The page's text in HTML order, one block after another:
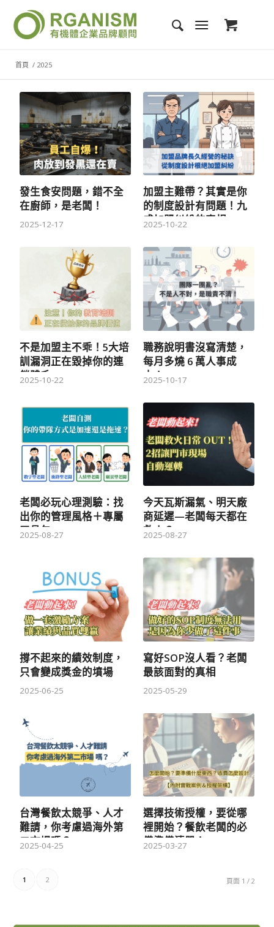
首頁 / 2025
發生食安問題，錯不全
在廚師，是老闆！
2025-12-17
加盟主難帶？其實是你
的制度設計有問題！九
成加盟糾紛的真相
2025-10-22
不是加盟主不乖！5大培
訓漏洞正在毀掉你的連
鎖體系
2025-10-22
職務說明書沒寫清楚，
每月多燒 6 萬人事成
本！
2025-10-17
老闆必玩心理測驗：找
出你的管理風格＋專屬
工具包
2025-08-27
今天瓦斯漏氣、明天廠
商延遲—老闆每天都在
救火？
2025-08-27
撐不起來的績效制度，
只會變成獎金的墳場
2025-06-25
寫好SOP沒人看？老闆
最該面對的真相
2025-05-29
台灣餐飲太競爭、人才
難請，你考慮過海外第
二市場嗎？
2025-04-25
選擇技術授權，要從哪
裡開始？餐飲老闆的必
備準備清單！
2025-03-27
頁面 1 / 2
1 2